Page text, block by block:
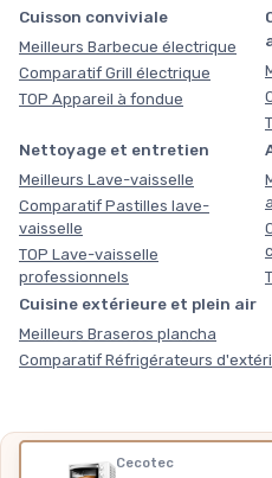
Cecotec
Cuisson conviviale
Meilleurs Barbecue électrique
Comparatif Grill électrique
TOP Appareil à fondue
Nettoyage et entretien
Meilleurs Lave-vaisselle
Comparatif Pastilles lave-
vaisselle
TOP Lave-vaisselle
professionnels
Cuisine extérieure et plein air
Meilleurs Braseros plancha
Comparatif Réfrigérateurs
Nos outils gratuits